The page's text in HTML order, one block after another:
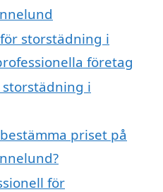
storstädning i
företag
i
priset på
för